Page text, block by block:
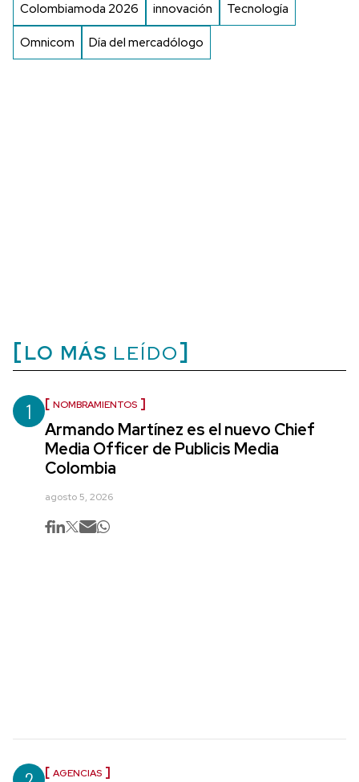
Colombiamoda 2026 innovación Tecnología
Omnicom Día del mercadólogo
LO MÁS LEÍDO
1 NOMBRAMIENTOS
Armando Martínez es el nuevo Chief
Media Officer de Publicis Media
Colombia
agosto 5, 2026
AGENCIAS